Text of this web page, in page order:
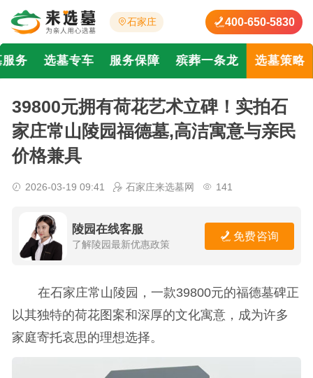
石家庄 400-650-5830
务 选墓专车 服务保障 殡葬一条龙 选墓策略
39800元拥有荷花艺术立碑！实拍石
家庄常山陵园福德墓,高洁寓意与亲民
价格兼具
2026-03-19 09:41 石家庄来选墓网 141
陵园在线客服
了解陵园最新优惠政策
免费咨询
在石家庄常山陵园，一款39800元的福德墓碑正
以其独特的荷花图案和深厚的文化寓意，成为许多
家庭寄托哀思的理想选择。